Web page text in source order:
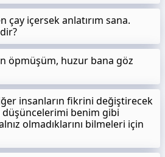
çay içersek anlatırım sana.
öpmüşüm, huzur bana göz
insanların fikrini değiştirecek
düşüncelerimi benim gibi
olmadıklarını bilmeleri için